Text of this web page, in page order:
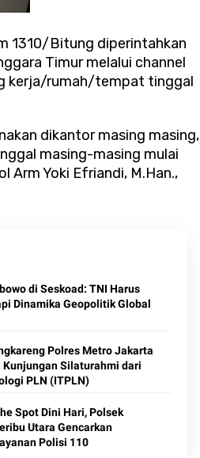
1310/Bitung diperintahkan
Timur melalui channel
kerja/rumah/tempat tinggal
dikantor masing masing,
masing-masing mulai
Arm Yoki Efriandi, M.Han.,
di Seskoad: TNI Harus
Dinamika Geopolitik Global
Polres Metro Jakarta
Kunjungan Silaturahmi dari
PLN (ITPLN)
Spot Dini Hari, Polsek
Utara Gencarkan
Polisi 110